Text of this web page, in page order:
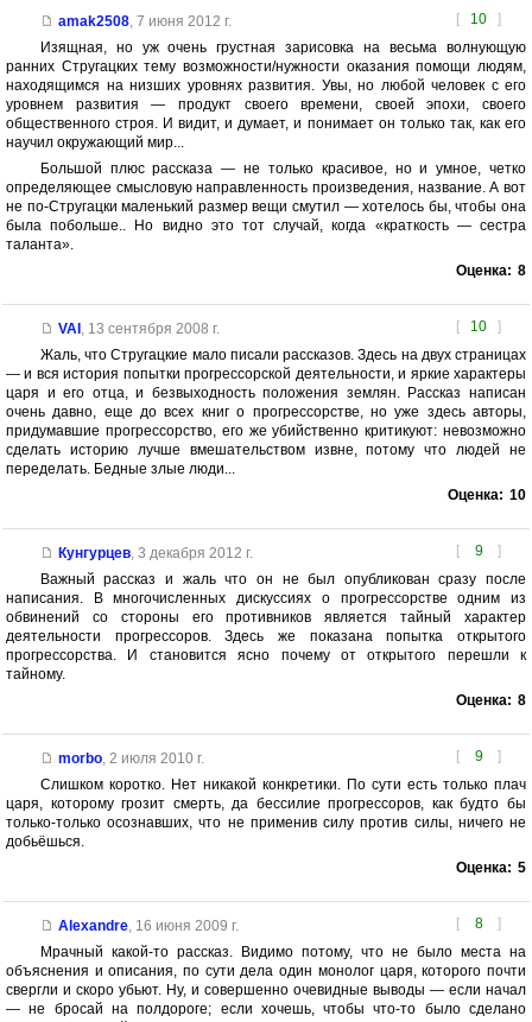
[ 10 ]
amak2508, 7 июня 2012 г.
Изящная, но уж очень грустная зарисовка на весьма волнующую
ранних Стругацких тему возможности/нужности оказания помощи людям,
находящимся на низших уровнях развития. Увы, но любой человек с его
уровнем развития — продукт своего времени, своей эпохи, своего
общественного строя. И видит, и думает, и понимает он только так, как его
научил окружающий мир...
Большой плюс рассказа — не только красивое, но и умное, четко
определяющее смысловую направленность произведения, название. А вот
не по-Стругацки маленький размер вещи смутил — хотелось бы, чтобы она
была побольше.. Но видно это тот случай, когда «краткость — сестра
таланта».
Оценка: 8
[ 10 ]
VAI , 13 сентября 2008 г.
Жаль, что Стругацкие мало писали рассказов. Здесь на двух страницах
— и вся история попытки прогрессорской деятельности, и яркие характеры
царя и его отца, и безвыходность положения землян. Рассказ написан
очень давно, еще до всех книг о прогрессорстве, но уже здесь авторы,
придумавшие прогрессорство, его же убийственно критикуют: невозможно
сделать историю лучше вмешательством извне, потому что людей не
переделать. Бедные злые люди...
Оценка: 10
[ 9 ]
Кунгурцев, 3 декабря 2012 г.
Важный рассказ и жаль что он не был опубликован сразу после
написания. В многочисленных дискуссиях о прогрессорстве одним из
обвинений со стороны его противников является тайный характер
деятельности прогрессоров. Здесь же показана попытка открытого
прогрессорства. И становится ясно почему от открытого перешли к
тайному.
Оценка: 8
[ 9 ]
morbo, 2 июля 2010 г.
Слишком коротко. Нет никакой конкретики. По сути есть только плач
царя, которому грозит смерть, да бессилие прогрессоров, как будто бы
только-только осознавших, что не применив силу против силы, ничего не
добьёшься.
Оценка: 5
[ 8 ]
Alexandre, 16 июня 2009 г.
Мрачный какой-то рассказ. Видимо потому, что не было места на
объяснения и описания, по сути дела один монолог царя, которого почти
свергли и скоро убьют. Ну, и совершенно очевидные выводы — если начал
— не бросай на полдороге; если хочешь, чтобы что-то было сделано